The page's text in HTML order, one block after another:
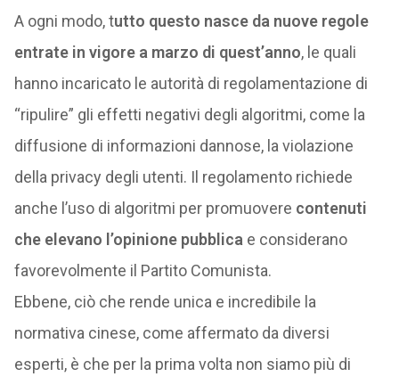
A ogni modo, tutto questo nasce da nuove regole
entrate in vigore a marzo di quest’anno, le quali
hanno incaricato le autorità di regolamentazione di
“ripulire” gli effetti negativi degli algoritmi, come la
diffusione di informazioni dannose, la violazione
della privacy degli utenti. Il regolamento richiede
anche l’uso di algoritmi per promuovere contenuti
che elevano l’opinione pubblica e considerano
favorevolmente il Partito Comunista.
Ebbene, ciò che rende unica e incredibile la
normativa cinese, come affermato da diversi
esperti, è che per la prima volta non siamo più di